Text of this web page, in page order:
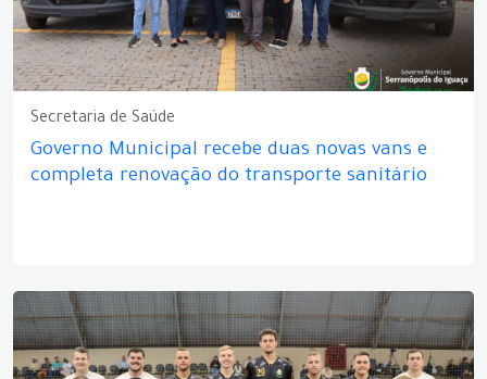
Secretaria de Saúde
Governo Municipal recebe duas novas vans e
completa renovação do transporte sanitário